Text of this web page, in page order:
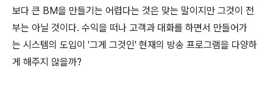
보다 큰 BM을 만들기는 어렵다는 것은 맞는 말이지만 그것이 전
부는 아닐 것이다. 수익을 떠나 고객과 대화를 하면서 만들어가
는 시스템의 도입이 '그게 그것인' 현재의 방송 프로그램을 다양하
게 해주지 않을까?